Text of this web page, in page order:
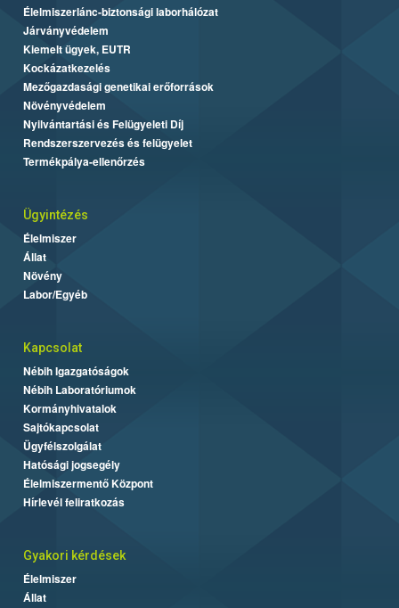
Élelmiszerlánc-biztonsági laborhálózat
Járványvédelem
Kiemelt ügyek, EUTR
Kockázatkezelés
Mezőgazdasági genetikai erőforrások
Növényvédelem
Nyilvántartási és Felügyeleti Díj
Rendszerszervezés és felügyelet
Termékpálya-ellenőrzés
Ügyintézés
Élelmiszer
Állat
Növény
Labor/Egyéb
Kapcsolat
Nébih Igazgatóságok
Nébih Laboratóriumok
Kormányhivatalok
Sajtókapcsolat
Ügyfélszolgálat
Hatósági jogsegély
Élelmiszermentő Központ
Hírlevél feliratkozás
Gyakori kérdések
Élelmiszer
Állat